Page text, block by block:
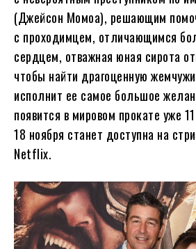
(Джейсон Момоа), решающим
с проходимцем, отличающимся
сердцем, отважная юная сирота
чтобы найти драгоценную
исполнит ее самое большое
появится в мировом прокате уже
18 ноября станет доступна на
Netflix.